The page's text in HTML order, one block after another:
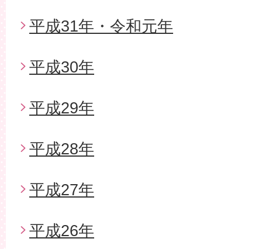
平成31年・令和元年
平成30年
平成29年
平成28年
平成27年
平成26年